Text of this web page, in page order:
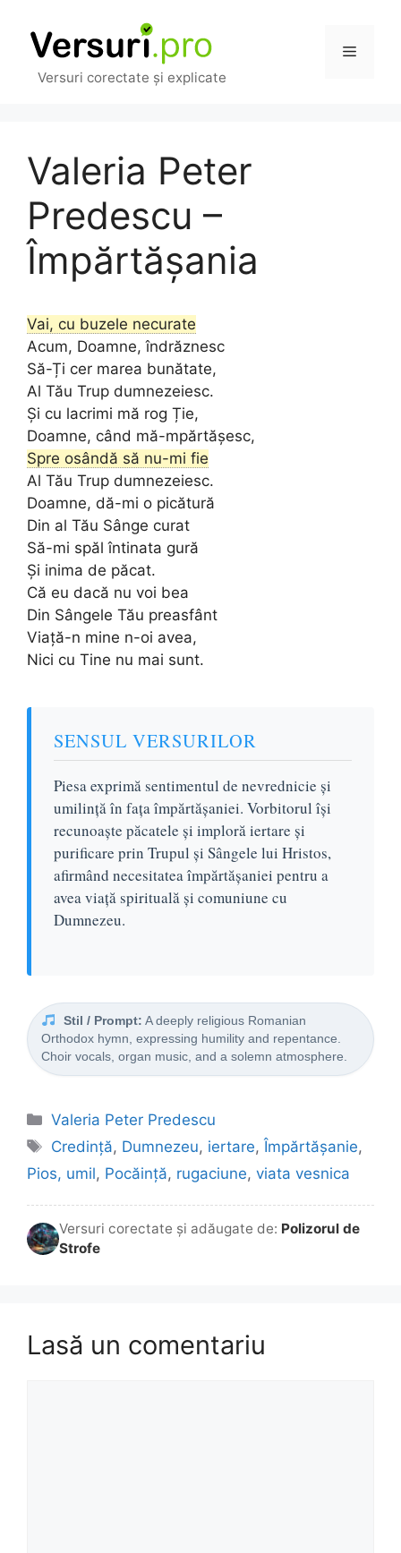
conținut
Versuri corectate și explicate
Meniu
Valeria Peter
Predescu –
Împărtășania
Vai, cu buzele necurate
Acum, Doamne, îndrăznesc
Să-Ți cer marea bunătate,
Al Tău Trup dumnezeiesc.
Și cu lacrimi mă rog Ție,
Doamne, când mă-mpărtășesc,
Spre osândă să nu-mi fie
Al Tău Trup dumnezeiesc.
Doamne, dă-mi o picătură
Din al Tău Sânge curat
Să-mi spăl întinata gură
Și inima de păcat.
Că eu dacă nu voi bea
Din Sângele Tău preasfânt
Viață-n mine n-oi avea,
Nici cu Tine nu mai sunt.
SENSUL VERSURILOR
Piesa exprimă sentimentul de nevrednicie și
umilință în fața împărtășaniei. Vorbitorul își
recunoaște păcatele și imploră iertare și
purificare prin Trupul și Sângele lui Hristos,
afirmând necesitatea împărtășaniei pentru a
avea viață spirituală și comuniune cu
Dumnezeu.
Stil / Prompt: A deeply religious Romanian
Orthodox hymn, expressing humility and repentance.
Choir vocals, organ music, and a solemn atmosphere.
Categorii
Valeria Peter Predescu
Etichete
Credință, Dumnezeu, iertare, Împărtășanie,
Pios, umil, Pocăință, rugaciune, viata vesnica
Versuri corectate și adăugate de: Polizorul de
Strofe
Lasă un comentariu